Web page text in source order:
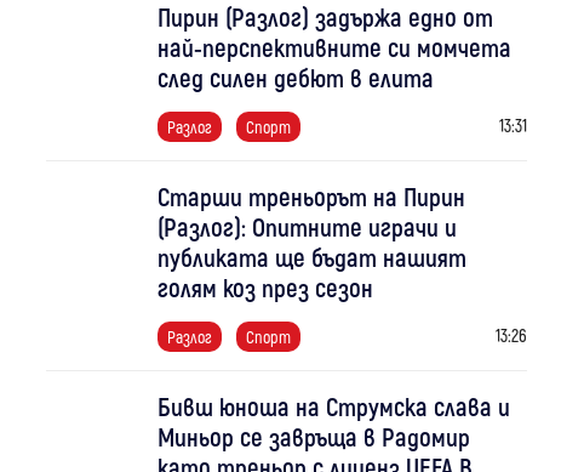
Пирин (Разлог) задържа едно от
най-перспективните си момчета
след силен дебют в елита
Разлог Спорт 13:31
Старши треньорът на Пирин
(Разлог): Опитните играчи и
публиката ще бъдат нашият
голям коз през сезон
Разлог Спорт 13:26
Бивш юноша на Струмска слава и
Миньор се завръща в Радомир